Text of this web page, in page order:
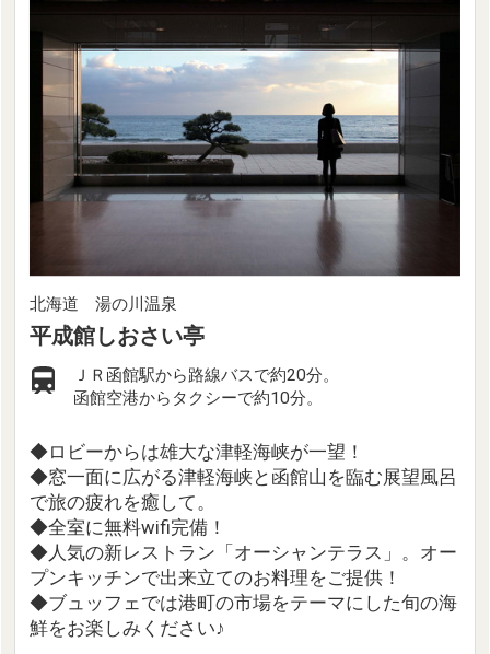
北海道 湯の川温泉
平成館しおさい亭
ＪＲ函館駅から路線バスで約20分。
函館空港からタクシーで約10分。
◆ロビーからは雄大な津軽海峡が一望！
◆窓一面に広がる津軽海峡と函館山を臨む展望風呂
で旅の疲れを癒して。
◆全室に無料wifi完備！
◆人気の新レストラン「オーシャンテラス」。オー
プンキッチンで出来立てのお料理をご提供！
◆ブュッフェでは港町の市場をテーマにした旬の海
鮮をお楽しみください♪